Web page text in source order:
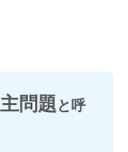
主問題と呼